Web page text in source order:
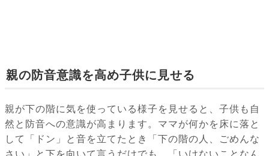
親の防音意識を高め子供に見せる
親が下の階に気を使っている様子を見せると、子供も自
然と防音への意識が高まります。ママが何かを床に落と
して「ドン」と音を立てたとき「下の階の人、ごめんな